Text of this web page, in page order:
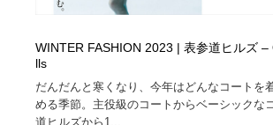
WINTER FASHION 2023 | 表参道ヒルズ
lls
だんだんと寒くなり、今年はどんなコートを
める季節。主役級のコートからベーシックな
道ヒルズから1...